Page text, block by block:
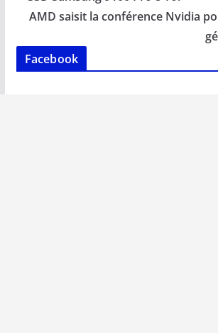
o
k
p n n
k
AMD saisit la conférence Nvidia
Facebook